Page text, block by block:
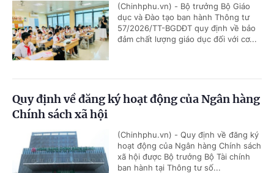
(Chinhphu.vn) - Bộ trưởng Bộ Giáo
dục và Đào tạo ban hành Thông tư
57/2026/TT-BGDĐT quy định về bảo
đảm chất lượng giáo dục đối với cơ...
Quy định về đăng ký hoạt động của Ngân hàng
Chính sách xã hội
(Chinhphu.vn) - Quy định về đăng ký
hoạt động của Ngân hàng Chính sách
xã hội được Bộ trưởng Bộ Tài chính
ban hành tại Thông tư số...